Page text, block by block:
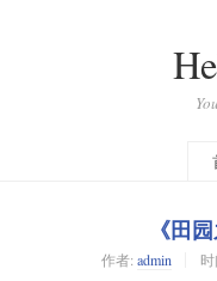
《田
作者: admin